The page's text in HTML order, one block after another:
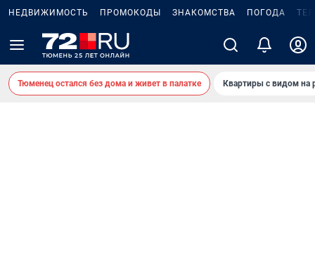
НЕДВИЖИМОСТЬ ПРОМОКОДЫ ЗНАКОМСТВА ПОГОДА
Тюменец остался без дома и живет в палатке Квартиры с видом на